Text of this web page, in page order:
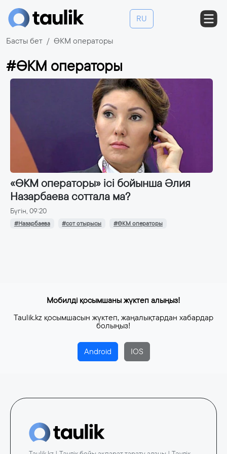
RU
Басты бет ӨКМ операторы
#ӨКМ операторы
«ӨКМ операторы» ісі бойынша Әлия
Назарбаева соттала ма?
Бүгін, 09:20
#Назарбаева #сот отырысы #ӨКМ операторы
Мобилді қосымшаны жүктеп алыңыз!
Taulik.kz қосымшасын жүктеп, жаңалықтардан хабардар
болыңыз!
Android IOS